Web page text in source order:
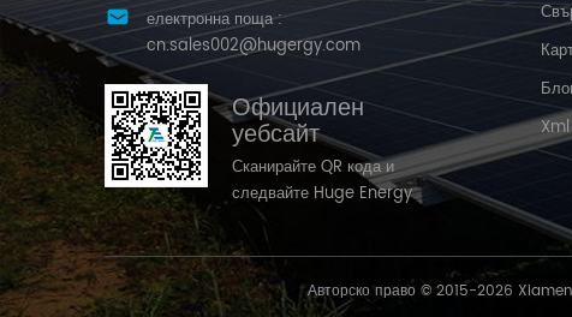
електронна поща :
cn.sales002@hugergy.com
Официален
уебсайт
Сканирайте QR кода и
следвайте Huge Energy
Xml
Авторско право © 2015-2026